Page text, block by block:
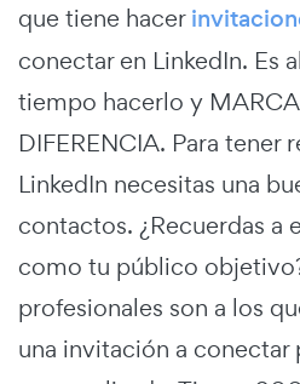
que tiene hacer
conectar en LinkedIn. Es
tiempo hacerlo y
DIFERENCIA. Para tener
LinkedIn necesitas una
contactos. ¿Recuerdas a
como tu público
profesionales son a los
una invitación a conectar